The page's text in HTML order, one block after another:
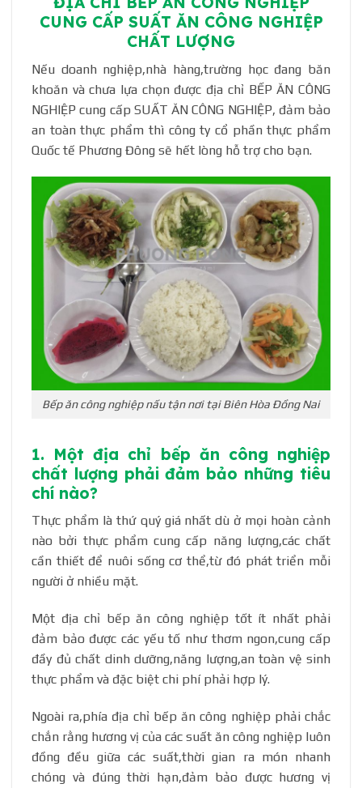
CUNG CẤP SUẤT ĂN CÔNG NGHIỆP
CHẤT LƯỢNG
Nếu doanh nghiệp,nhà hàng,trường học đang băn
khoăn và chưa lựa chọn được địa chỉ BẾP ĂN CÔNG
NGHIỆP cung cấp SUẤT ĂN CÔNG NGHIỆP, đảm bảo
an toàn thực phẩm thì công ty cổ phần thực phẩm
Quốc tế Phương Đông sẽ hết lòng hỗ trợ cho bạn.
Bếp ăn công nghiệp nấu tận nơi tại Biên Hòa Đồng Nai
1. Một địa chỉ bếp ăn công nghiệp
chất lượng phải đảm bảo những tiêu
chí nào?
Thực phẩm là thứ quý giá nhất dù ở mọi hoàn cảnh
nào bởi thực phẩm cung cấp năng lượng,các chất
cần thiết để nuôi sống cơ thể,từ đó phát triển mỗi
người ở nhiều mặt.
Một địa chỉ bếp ăn công nghiệp tốt ít nhất phải
đảm bảo được các yếu tố như thơm ngon,cung cấp
đầy đủ chất dinh dưỡng,năng lượng,an toàn vệ sinh
thực phẩm và đặc biệt chi phí phải hợp lý.
Ngoài ra,phía địa chỉ bếp ăn công nghiệp phải chắc
chắn rằng hương vị của các suất ăn công nghiệp luôn
đồng đều giữa các suất,thời gian ra món nhanh
chóng và đúng thời hạn,đảm bảo được hương vị